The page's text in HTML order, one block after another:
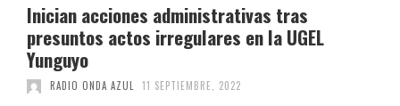
Inician acciones administrativas tras
presuntos actos irregulares en la UGEL
Yunguyo
RADIO ONDA AZUL 11 SEPTIEMBRE, 2022